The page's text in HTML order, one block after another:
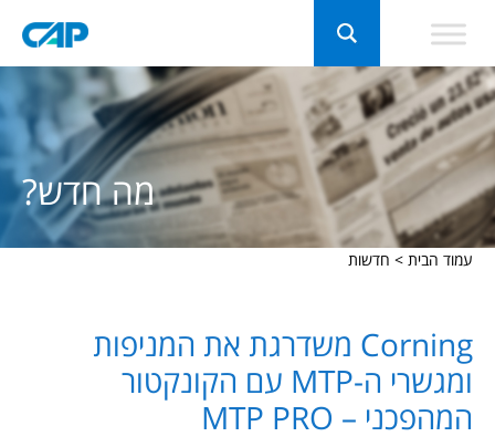
מה חדש?
עמוד הבית > חדשות
Corning משדרגת את המניפות
ומגשרי ה-MTP עם הקונקטור
המהפכני – MTP PRO